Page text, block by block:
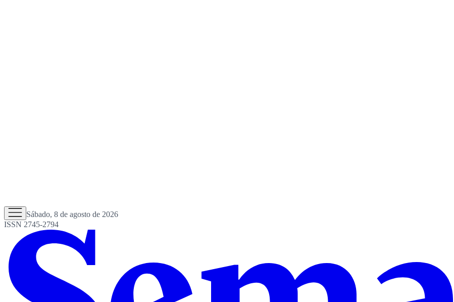
Sábado, 8 de agosto de 2026
ISSN 2745-2794